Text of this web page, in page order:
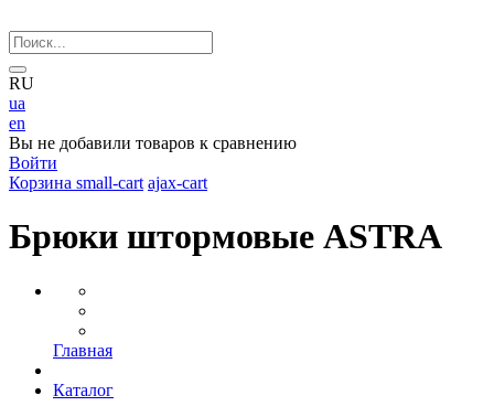
RU
ua
en
Вы не добавили товаров к сравнению
Войти
Корзина small-cart ajax-cart
Брюки штормовые ASTRA
Главная
Каталог